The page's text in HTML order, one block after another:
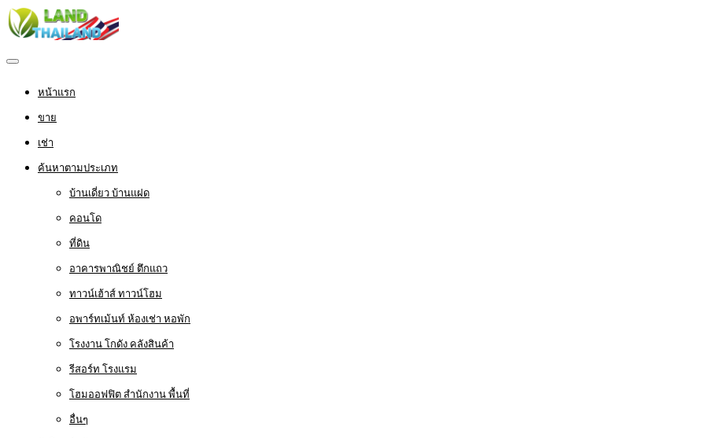
หน้าแรก
ขาย
เช่า
ค้นหาตามประเภท
บ้านเดี่ยว บ้านแฝด
คอนโด
ที่ดิน
อาคารพาณิชย์ ตึกแถว
ทาวน์เฮ้าส์ ทาวน์โฮม
อพาร์ทเม้นท์ ห้องเช่า หอพัก
โรงงาน โกดัง คลังสินค้า
รีสอร์ท โรงแรม
โฮมออฟฟิต สำนักงาน พื้นที่
อื่นๆ